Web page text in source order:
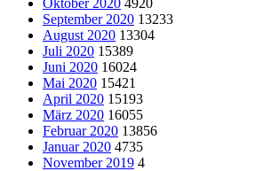
September 2020 13233
August 2020 13304
Juli 2020 15389
Juni 2020 16024
Mai 2020 15421
April 2020 15193
März 2020 16055
Februar 2020 13856
Januar 2020 4735
November 2019 4